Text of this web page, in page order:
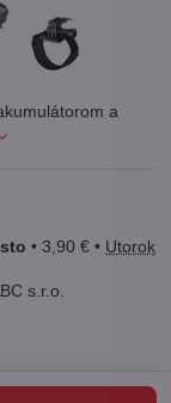
a
• 3,90 € • Utorok
s.r.o.